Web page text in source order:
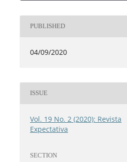
PUBLISHED
04/09/2020
ISSUE
Vol. 19 No. 2 (2020): Revista
Expectativa
SECTION